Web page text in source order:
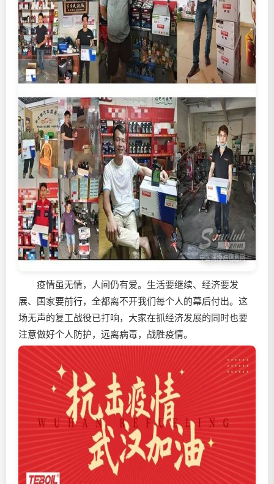
疫情虽无情，人间仍有爱。生活要继续、经济要发
展、国家要前行，全都离不开我们每个人的幕后付出。这
场无声的复工战役已打响，大家在抓经济发展的同时也要
注意做好个人防护，远离病毒，战胜疫情。